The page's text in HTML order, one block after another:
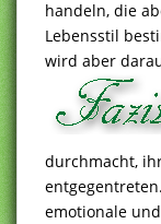
handeln, die
Lebensstil
wird aber
durchmacht,
emotionale